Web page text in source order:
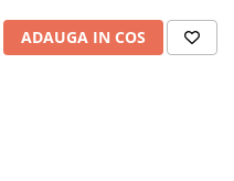
ADAUGA IN COS